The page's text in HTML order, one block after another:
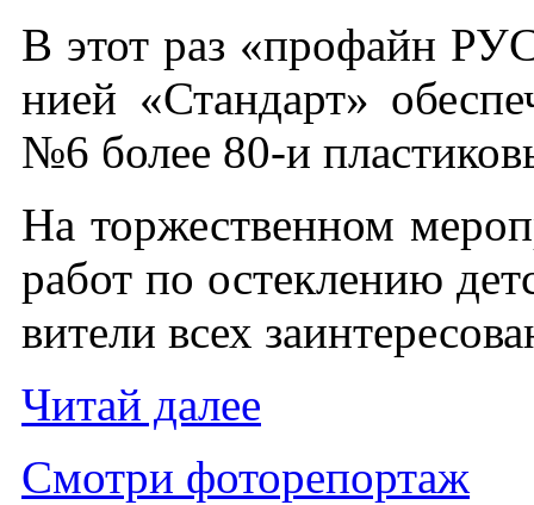
В этот раз «про­файн
ни­ей «Стан­дарт»
№6 бо­лее 80-и
На тор­жест­вен­ном
ра­бот по ос­текле­нию
вите­ли всех
Чи­тай да­лее
Смот­ри фо­торе­пор­таж